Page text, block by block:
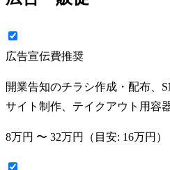
広告宣伝費推奨
開業告知のチラシ作成・配布、
サイト制作、テイクアウト用容
8万円 〜 32万円 （目安: 16万円 ）